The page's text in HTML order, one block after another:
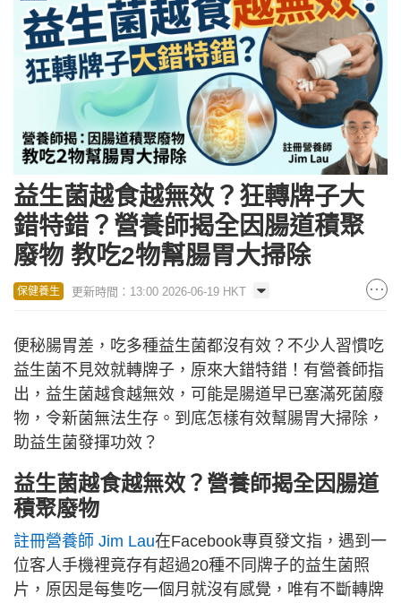
益生菌越食越無效？狂轉牌子大
錯特錯？營養師揭全因腸道積聚
廢物 教吃2物幫腸胃大掃除
保健養生 更新時間：13:00 2026-06-19 HKT
便秘腸胃差，吃多種益生菌都沒有效？不少人習慣吃
益生菌不見效就轉牌子，原來大錯特錯！有營養師指
出，益生菌越食越無效，可能是腸道早已塞滿死菌廢
物，令新菌無法生存。到底怎樣有效幫腸胃大掃除，
助益生菌發揮功效？
益生菌越食越無效？營養師揭全因腸道
積聚廢物
註冊營養師 Jim Lau在Facebook專頁發文指，遇到一
位客人手機裡竟存有超過20種不同牌子的益生菌照
片，原因是每隻吃一個月就沒有感覺，唯有不斷轉牌